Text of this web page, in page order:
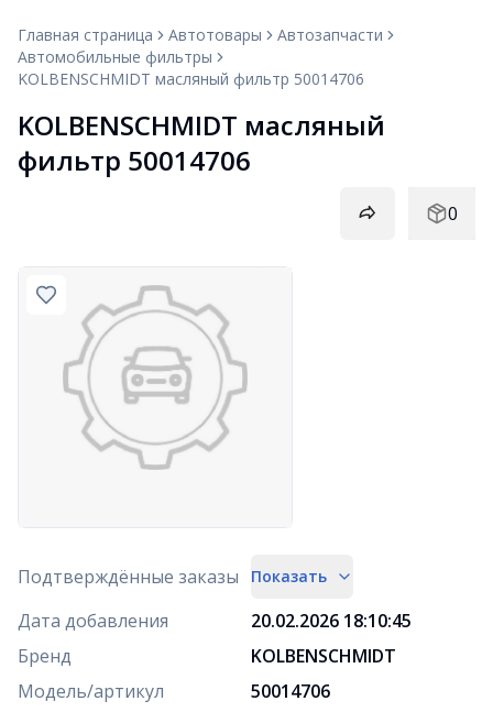
Главная страница Автотовары
Автозапчасти
Автомобильные фильтры
KOLBENSCHMIDT масляный фильтр 50014706
KOLBENSCHMIDT масляный
фильтр 50014706
0
Подтверждённые заказы Показать
Дата добавления
20.02.2026 18:10:45
Бренд
KOLBENSCHMIDT
Модель/артикул
50014706